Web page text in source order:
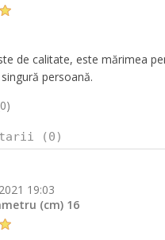
de calitate, este mărimea
persoană.
0)
(0)
19:03
(cm) 16